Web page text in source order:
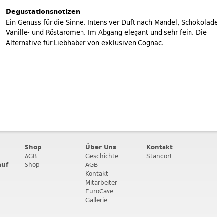
Degustationsnotizen
Ein Genuss für die Sinne. Intensiver Duft nach Mandel,
Vanille- und Röstaromen. Im Abgang elegant und sehr fein. Die
Alternative für Liebhaber von exklusiven Cognac.
Shop
AGB
Shop
Über Uns
Geschichte
AGB
Kontakt
Mitarbeiter
EuroCave
Gallerie
Kontakt
Standort